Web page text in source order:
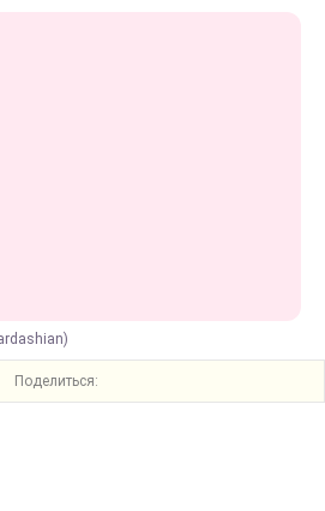
Поделиться: